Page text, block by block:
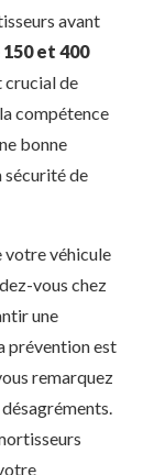
avant
150 et 400
crucial de
compétence
bonne
sécurité de
votre véhicule
vous chez
une
prévention est
remarquez